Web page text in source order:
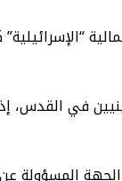
قسم جديد في
في القدس،